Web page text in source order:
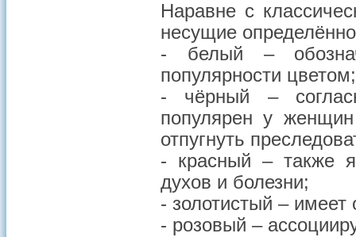
Наравне с
несущие
- белый –
популярности цветом;
- чёрный –
популярен у
отпугнуть
- красный – также
духов и болезни;
- золотистый – имеет
- розовый –